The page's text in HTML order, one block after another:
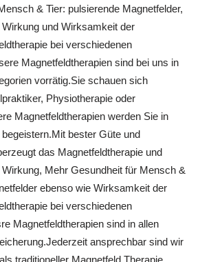
& Tier: pulsierende Magnetfelder,
und Wirksamkeit der
bei verschiedenen
Magnetfeldtherapien sind bei uns in
vorrätig.Sie schauen sich
Physiotherapie oder
Magnetfeldtherapien werden Sie in
bester Güte und
das Magnetfeldtherapie und
Mehr Gesundheit für Mensch &
ebenso wie Wirksamkeit der
bei verschiedenen
Magnetfeldtherapien sind in allen
ansprechbar sind wir
traditioneller Magnetfeld Therapie